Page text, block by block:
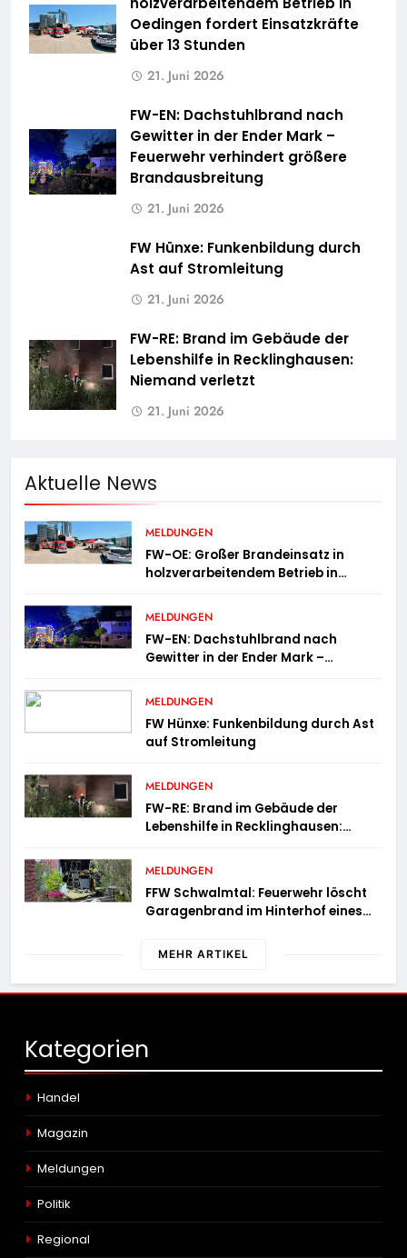
Oedingen fordert Einsatzkräfte
über 13 Stunden
21. Juni 2026
FW-EN: Dachstuhlbrand nach
Gewitter in der Ender Mark –
Feuerwehr verhindert größere
Brandausbreitung
21. Juni 2026
FW Hünxe: Funkenbildung durch
Ast auf Stromleitung
21. Juni 2026
FW-RE: Brand im Gebäude der
Lebenshilfe in Recklinghausen:
Niemand verletzt
21. Juni 2026
Aktuelle News
MELDUNGEN
FW-OE: Großer Brandeinsatz in
holzverarbeitendem Betrieb in
13 Stunden
MELDUNGEN
FW-EN: Dachstuhlbrand nach
Gewitter in der Ender Mark –
Brandausbreitung
MELDUNGEN
FW Hünxe: Funkenbildung durch Ast
auf Stromleitung
MELDUNGEN
FW-RE: Brand im Gebäude der
Lebenshilfe in Recklinghausen:
MELDUNGEN
FFW Schwalmtal: Feuerwehr löscht
Garagenbrand im Hinterhof eines
MEHR ARTIKEL
Kategorien
Handel
Magazin
Meldungen
Politik
Regional